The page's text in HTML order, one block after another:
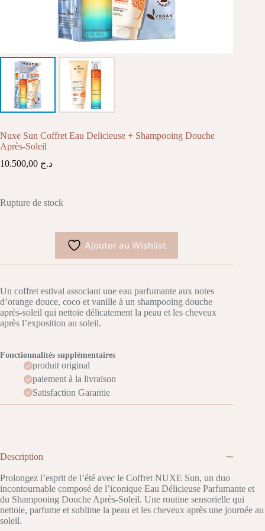
Nuxe Sun Coffret Eau Delicieuse + Shampooing Douche
Après-Soleil
د.ج
Rupture de stock
Ajouter au Wishlist
Un coffret estival associant une eau parfumante aux notes
d’orange douce, coco et vanille à un shampooing douche
après-soleil qui nettoie délicatement la peau et les cheveux
après l’exposition au soleil.
Fonctionnalités supplémentaires
produit original
paiement à la livraison
Satisfaction Garantie
Description
Prolongez l’esprit de l’été avec le Coffret NUXE Sun, un duo
incontournable composé de l’iconique Eau Délicieuse Parfumante et
du Shampooing Douche Après-Soleil. Une routine sensorielle qui
nettoie, parfume et sublime la peau et les cheveux après une journée au
soleil.